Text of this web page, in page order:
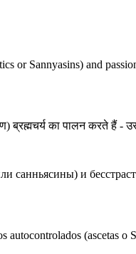
or Sannyasins) and
ब्रह्मचर्य का पालन करते हैं -
и
(ascetas